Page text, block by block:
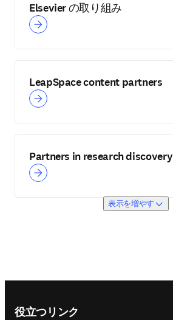
Elsevier の取り組み
LeapSpace content partners
Partners in research discovery
表示を増やす
役立つリンク